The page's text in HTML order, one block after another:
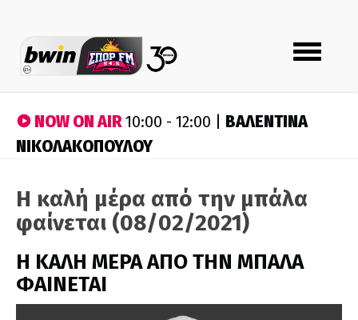
Toggle
navigation
NOW ON AIR10:00 - 12:00 | ΒΑΛΕΝΤΙΝΑ
ΝΙΚΟΛΑΚΟΠΟΥΛΟΥ
Η καλή μέρα από την μπάλα
φαίνεται (08/02/2021)
H ΚΑΛΗ ΜΕΡΑ ΑΠΟ ΤΗΝ ΜΠΑΛΑ
ΦΑΙΝΕΤΑΙ